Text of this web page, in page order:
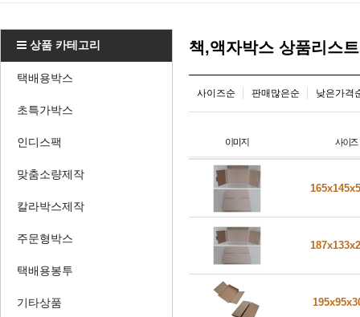
상품 카테고리
택배용박스
초특가박스
인디스팩
맞춤소량제작
칼라박스제작
주문형박스
택배용봉투
기타상품
책,액자박스 상품리스트
사이즈순 판매많은순 낮은가격